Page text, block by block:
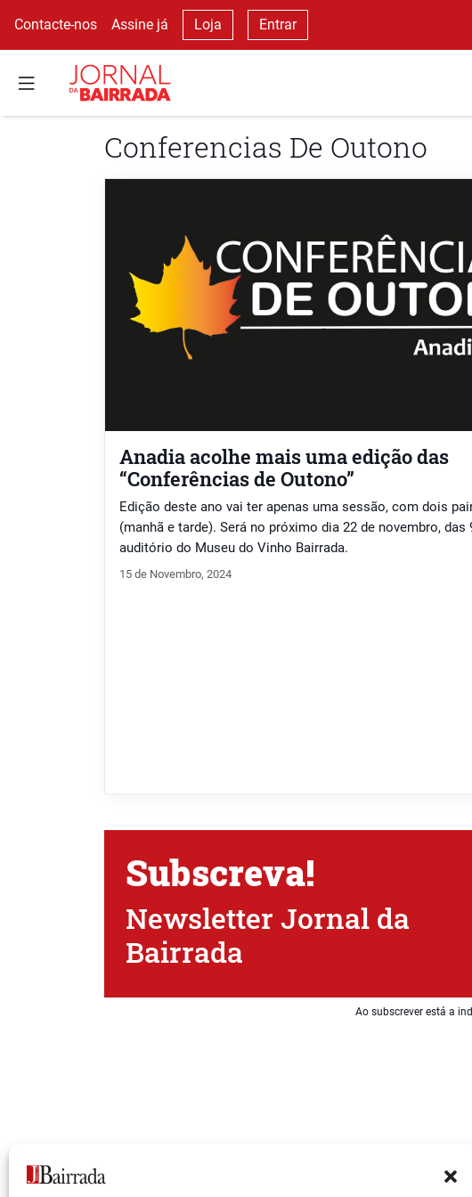
Contacte-nos Assine já Loja Entrar
Conferencias De Outono
Anadia acolhe mais uma edição das
“Conferências de Outono”
Edição deste ano vai ter apenas uma sessão, com dois
(manhã e tarde). Será no próximo dia 22 de novembro, das
auditório do Museu do Vinho Bairrada.
15 de Novembro, 2024
Subscreva!
Newsletter Jornal da
Bairrada
Ao subscrever está a